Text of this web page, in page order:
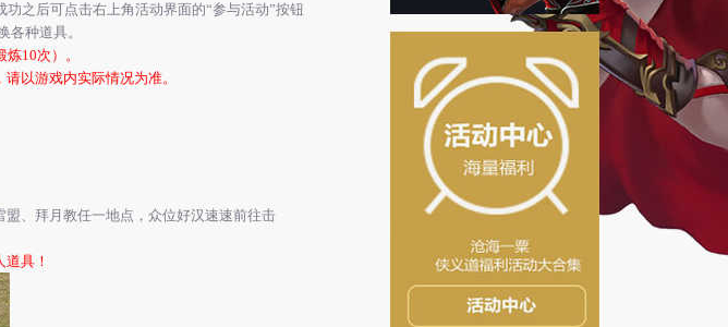
功之后可点击右上角活动界面的“参与活动”按钮
种道具。
炼10次）。
以游戏内实际情况为准。
、拜月教任一地点，众位好汉速速前往击
具！